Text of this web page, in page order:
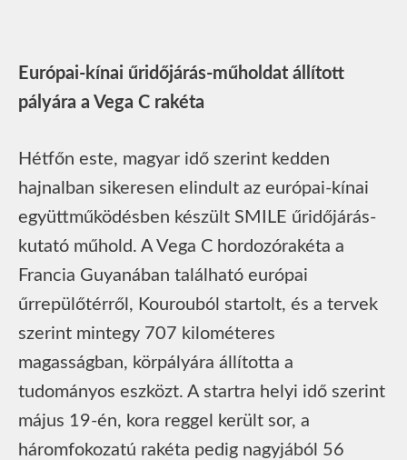
Európai-kínai űridőjárás-műholdat állított
pályára a Vega C rakéta
Hétfőn este, magyar idő szerint kedden
hajnalban sikeresen elindult az európai-kínai
együttműködésben készült SMILE űridőjárás-
kutató műhold. A Vega C hordozórakéta a
Francia Guyanában található európai
űrrepülőtérről, Kourouból startolt, és a tervek
szerint mintegy 707 kilométeres
magasságban, körpályára állította a
tudományos eszközt. A startra helyi idő szerint
május 19-én, kora reggel került sor, a
háromfokozatú rakéta pedig nagyjából 56